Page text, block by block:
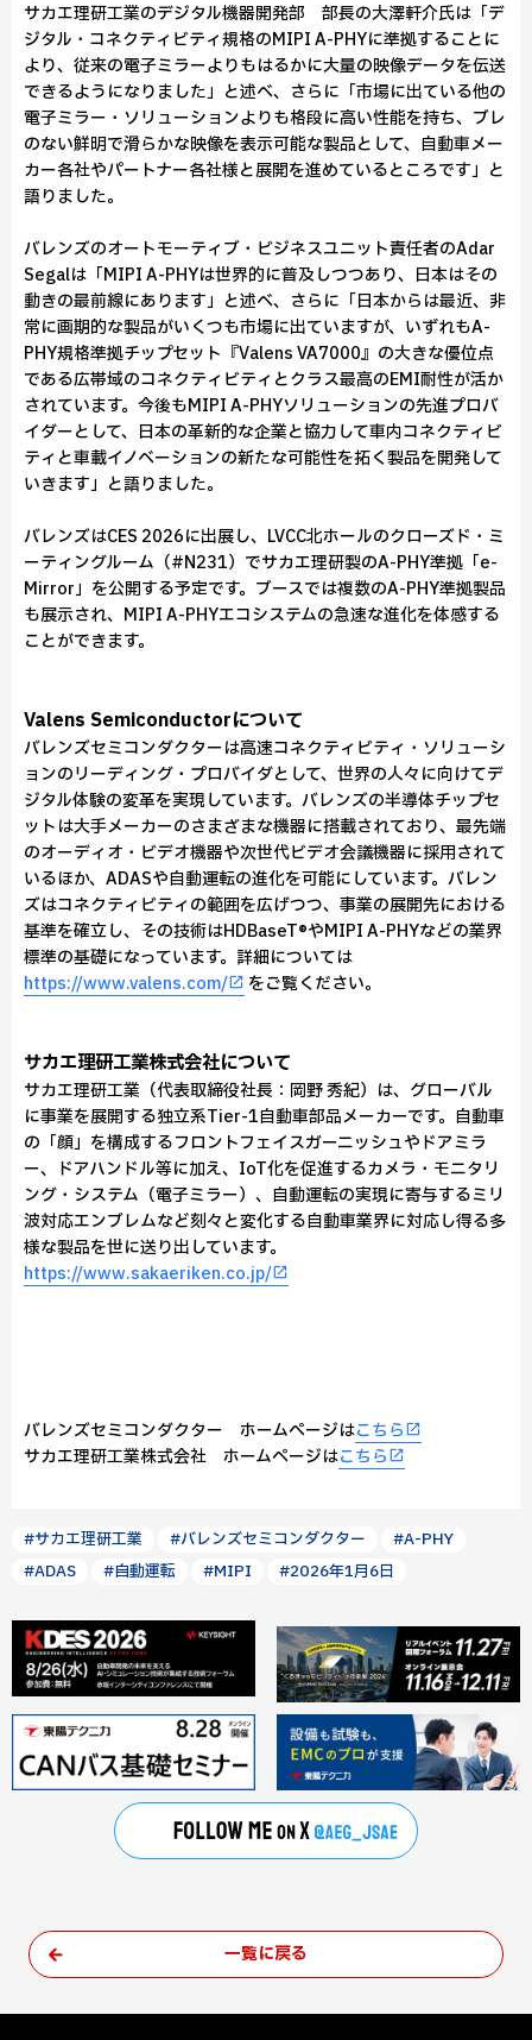
サカエ理研工業のデジタル機器開発部 部長の大澤軒介氏は「デ
ジタル・コネクティビティ規格のMIPI A-PHYに準拠することに
より、従来の電子ミラーよりもはるかに大量の映像データを伝送
できるようになりました」と述べ、さらに「市場に出ている他の
電子ミラー・ソリューションよりも格段に高い性能を持ち、ブレ
のない鮮明で滑らかな映像を表示可能な製品として、自動車メー
カー各社やパートナー各社様と展開を進めているところです」と
語りました。
バレンズのオートモーティブ・ビジネスユニット責任者のAdar
Segalは「MIPI A-PHYは世界的に普及しつつあり、日本はその
動きの最前線にあります」と述べ、さらに「日本からは最近、非
常に画期的な製品がいくつも市場に出ていますが、いずれもA-
PHY規格準拠チップセット『Valens VA7000』の大きな優位点
である広帯域のコネクティビティとクラス最高のEMI耐性が活か
されています。今後もMIPI A-PHYソリューションの先進プロバ
イダーとして、日本の革新的な企業と協力して車内コネクティビ
ティと車載イノベーションの新たな可能性を拓く製品を開発して
いきます」と語りました。
バレンズはCES 2026に出展し、LVCC北ホールのクローズド・ミ
ーティングルーム（#N231）でサカエ理研製のA-PHY準拠「e-
Mirror」を公開する予定です。ブースでは複数のA-PHY準拠製品
も展示され、MIPI A-PHYエコシステムの急速な進化を体感する
ことができます。
Valens Semiconductorについて
バレンズセミコンダクターは高速コネクティビティ・ソリューシ
ョンのリーディング・プロバイダとして、世界の人々に向けてデ
ジタル体験の変革を実現しています。バレンズの半導体チップセ
ットは大手メーカーのさまざまな機器に搭載されており、最先端
のオーディオ・ビデオ機器や次世代ビデオ会議機器に採用されて
いるほか、ADASや自動運転の進化を可能にしています。バレン
ズはコネクティビティの範囲を広げつつ、事業の展開先における
基準を確立し、その技術はHDBaseT®やMIPI A-PHYなどの業界
標準の基礎になっています。詳細については
https://www.valens.com/
をご覧ください。
サカエ理研工業株式会社について
サカエ理研工業（代表取締役社長：岡野 秀紀）は、グローバル
に事業を展開する独立系Tier-1自動車部品メーカーです。自動車
の「顔」を構成するフロントフェイスガーニッシュやドアミラ
ー、ドアハンドル等に加え、IoT化を促進するカメラ・モニタリ
ング・システム（電子ミラー）、自動運転の実現に寄与するミリ
波対応エンブレムなど刻々と変化する自動車業界に対応し得る多
様な製品を世に送り出しています。
https://www.sakaeriken.co.jp/
バレンズセミコンダクター ホームページはこちら
サカエ理研工業株式会社 ホームページはこちら
#サカエ理研工業 #バレンズセミコンダクター
#A-PHY
#ADAS
#自動運転 #MIPI #2026年1月6日
一覧に戻る